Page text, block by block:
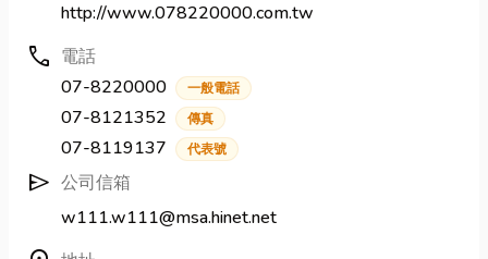
http://www.078220000.com.tw
call 電話
07-8220000
一般電話
07-8121352 傳真
07-8119137 代表號
send 公司信箱
w111.w111@msa.hinet.net